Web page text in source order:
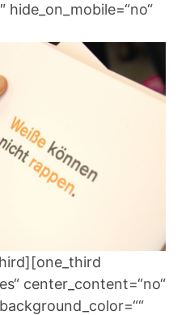
hide_on_mobile=“no“
center_content=“no“